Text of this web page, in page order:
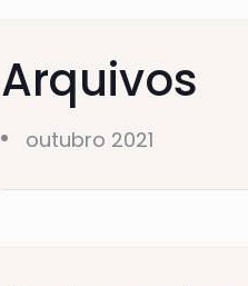
Arquivos
outubro 2021